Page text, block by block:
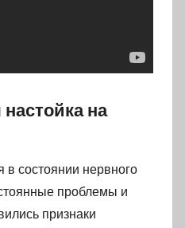
на
в состоянии нервного
проблемы и
признаки